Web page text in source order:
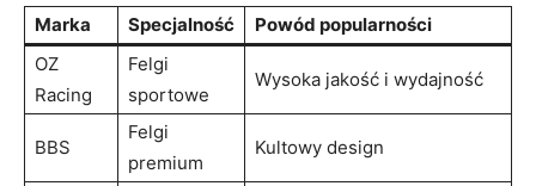
Marka Specjalność
Powód popularności
OZ
Racing
Felgi
sportowe
Wysoka jakość i wydajność
BBS
Felgi
premium
Kultowy design